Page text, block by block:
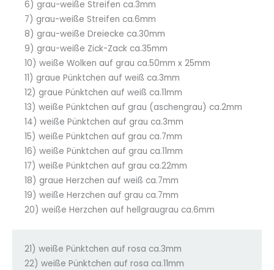
6) grau-weiße Streifen ca.3mm
7) grau-weiße Streifen ca.6mm
8) grau-weiße Dreiecke ca.30mm
9) grau-weiße Zick-Zack ca.35mm
10) weiße Wolken auf grau ca.50mm x 25mm
11) graue Pünktchen auf weiß ca.3mm
12) graue Pünktchen auf weiß ca.11mm
13) weiße Pünktchen auf grau (aschengrau) ca.2mm
14) weiße Pünktchen auf grau ca.3mm
15) weiße Pünktchen auf grau ca.7mm
16) weiße Pünktchen auf grau ca.11mm
17) weiße Pünktchen auf grau ca.22mm
18) graue Herzchen auf weiß ca.7mm
19) weiße Herzchen auf grau ca.7mm
20) weiße Herzchen auf hellgraugrau ca.6mm
21) weiße Pünktchen auf rosa ca.3mm
22) weiße Pünktchen auf rosa ca.11mm